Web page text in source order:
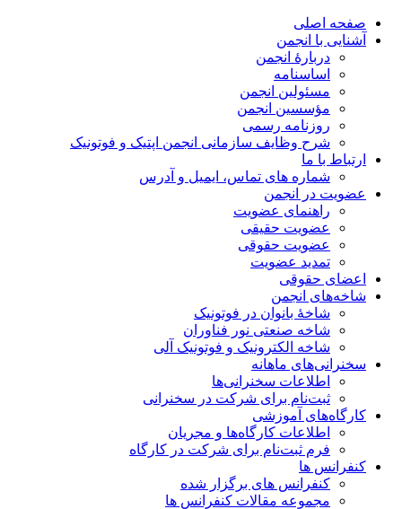
صفحه اصلی
آشنایی با انجمن
دربارۀ انجمن
اساسنامه
مسئولین انجمن
مؤسسین انجمن
روزنامه رسمی
شرح وظایف سازمانی انجمن اپتیک و فوتونیک
ارتباط با ما
شماره های تماس، ایمیل و آدرس
عضویت در انجمن
راهنمای عضویت
عضویت حقیقی
عضویت حقوقی
تمدید عضویت
اعضای حقوقی
شاخه‌های انجمن
شاخۀ بانوان در فوتونیک
شاخه صنعتی نور فناوران
شاخه‌ الکترونیک و فوتونیک آلی
سخنرانی‌های ماهانه
اطلاعات سخنرانی‌‌ها
ثبت‌نام برای شرکت در سخنرانی
کارگاه‌های آموزشی
اطلاعات کارگاه‌ها و مجریان
فرم ثبت‌نام برای شرکت در کارگاه
کنفرانس ها
کنفرانس های برگزار شده
مجموعه مقالات کنفرانس ها